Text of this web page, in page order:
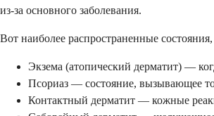
из-за основного заболевания.
Вот наиболее распространенные
Экзема (атопический дерматит) —
Псориаз — состояние, вызывающее
Контактный дерматит — кожные